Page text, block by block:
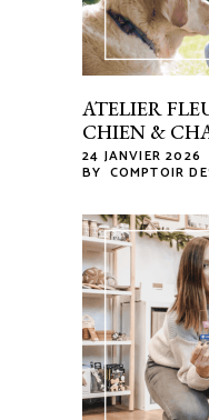
ATELIER
CHIEN &
24 JANVIER 2026
BY COMPTOIR